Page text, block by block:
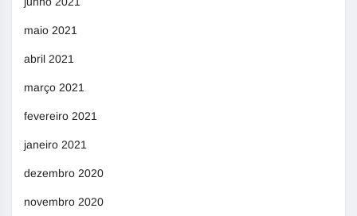
maio 2021
abril 2021
março 2021
fevereiro 2021
janeiro 2021
dezembro 2020
novembro 2020